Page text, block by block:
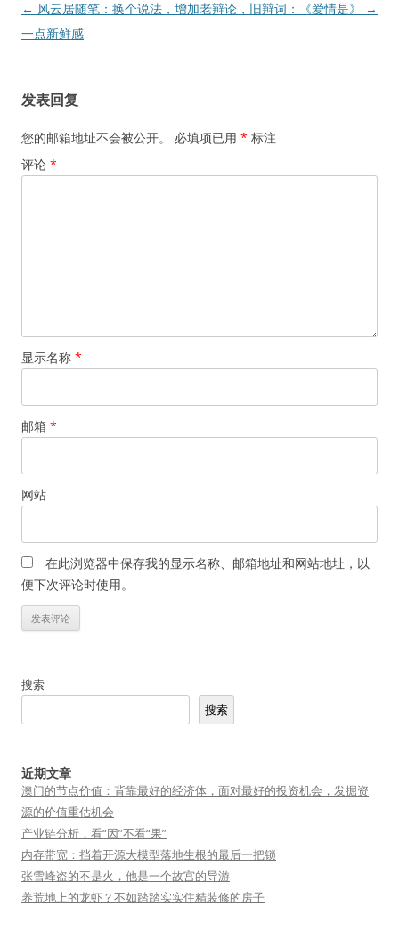
文
章
← 风云居随笔：换个说法，增加
一点新鲜感
老辩论，旧辩词：《爱情是》 →
发表回复
您的邮箱地址不会被公开。 必填项已用 * 标注
评论 *
显示名称 *
邮箱 *
网站
在此浏览器中保存我的显示名称、邮箱地址和网站地址，以
便下次评论时使用。
搜索
搜索
近期文章
澳门的节点价值：背靠最好的经济体，面对最好的投资机会，发掘资
源的价值重估机会
产业链分析，看“因”不看“果”
内存带宽：挡着开源大模型落地生根的最后一把锁
张雪峰盗的不是火，他是一个故宫的导游
养荒地上的龙虾？不如踏踏实实住精装修的房子